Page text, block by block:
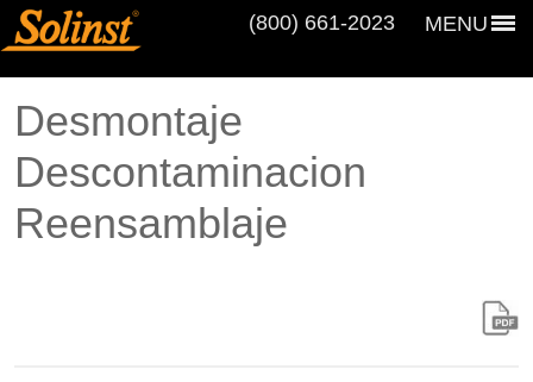
MENU
(800) 661‑2023
Desmontaje
Descontaminacion
Reensamblaje